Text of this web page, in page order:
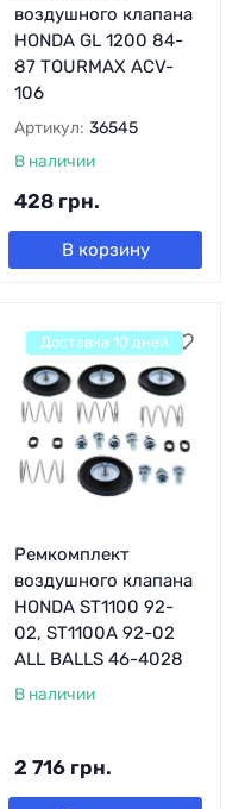
воздушного клапана
HONDA GL 1200 84-
87 TOURMAX ACV-
106
Артикул: 36545
В наличии
428 грн.
В корзину
Ремкомплект
воздушного клапана
HONDA ST1100 92-
02, ST1100A 92-02
ALL BALLS 46-4028
В наличии
2 716 грн.
Доставка 10 дней